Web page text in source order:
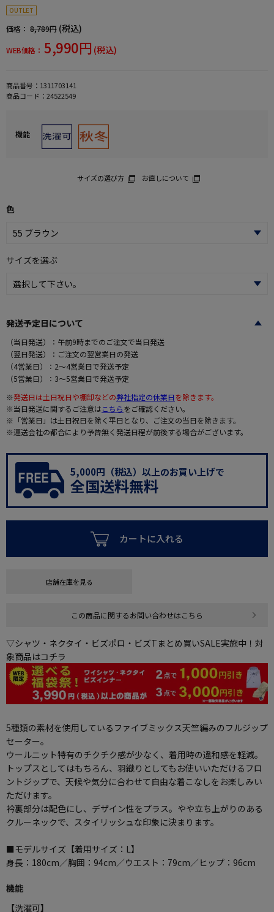
OUTLET
価格： 8,789円 (税込)
WEB価格： 5,990円 (税込)
商品番号： 1311703141
商品コード： 24522549
機能
サイズの選び方 お直しについて
色
サイズを選ぶ
発送予定日について
（当日発送）：午前9時までのご注文で当日発送
（翌日発送）：ご注文の翌営業日の発送
（4営業日）：2～4営業日で発送予定
（5営業日）：3～5営業日で発送予定
※発送日は土日祝日や棚卸などの弊社指定の休業日を除きます。
※当日発送に関するご注意はこちらをご確認ください。
※「営業日」は土日祝日を除く平日となり、ご注文の当日を除きます。
※運送会社の都合により予告無く発送日程が前後する場合がございます。
5,000円（税込）以上のお買い上げで
全国送料無料
カートに入れる
店舗在庫を見る
この商品に関するお問い合わせはこちら
▽シャツ・ネクタイ・ビズポロ・ビズTまとめ買いSALE実施中！対
象商品はコチラ
5種類の素材を使用しているファイブミックス天竺編みのフルジップ
セーター。
ウールニット特有のチクチク感が少なく、着用時の違和感を軽減。
トップスとしてはもちろん、羽織りとしてもお使いいただけるフロ
ントジップで、天候や気分に合わせて自由な着こなしをお楽しみい
ただけます。
衿裏部分は配色にし、デザイン性をプラス。やや立ち上がりのある
クルーネックで、スタイリッシュな印象に決まります。
■モデルサイズ【着用サイズ：L】
身長：180cm／胸囲：94cm／ウエスト：79cm／ヒップ：96cm
機能
【洗濯可】